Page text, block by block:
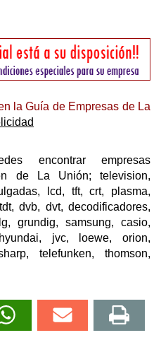
la Guía de Empresas de La
encontrar empresas
de La Unión; television,
lcd, tft, crt, plasma,
dvb, dvt, decodificadores,
grundig, samsung, casio,
jvc, loewe, orion,
telefunken, thomson,